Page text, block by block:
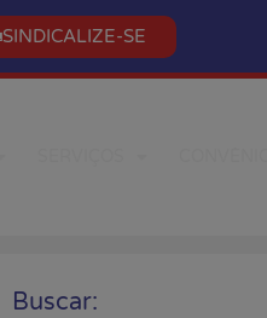
SINDICALIZE-SE
Buscar: